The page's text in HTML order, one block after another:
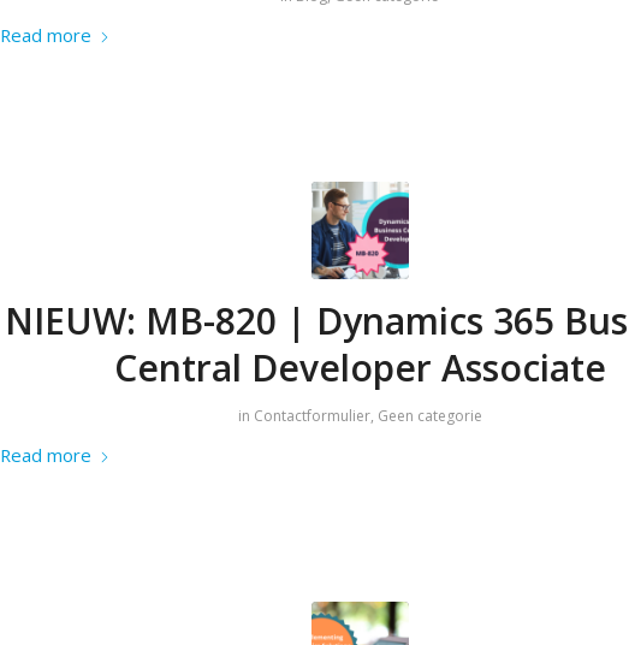
Read more
NIEUW: MB-820 | Dynamics 365
Central Developer Associate
in Contactformulier, Geen categorie
Read more